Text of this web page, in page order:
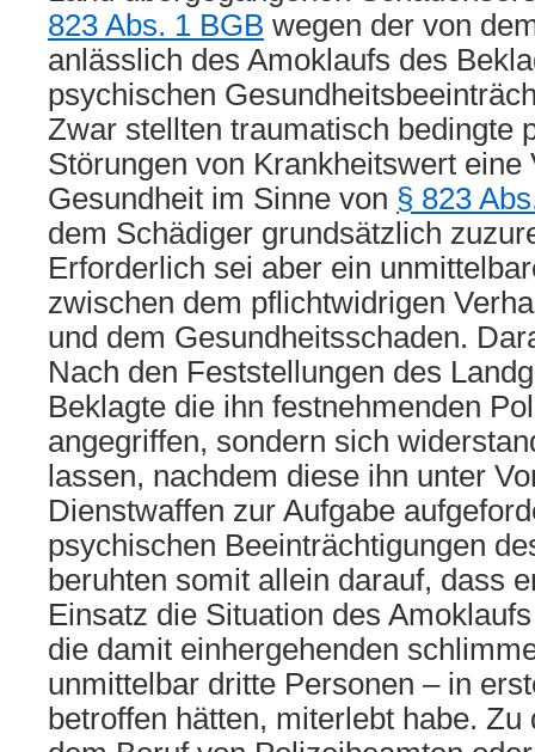
823 Abs. 1 BGB wegen der von
anlässlich des Amoklaufs des
psychischen
Zwar stellten traumatisch bedingte
Störungen von Krankheitswert eine
Gesundheit im Sinne von § 823
dem Schädiger grundsätzlich
Erforderlich sei aber ein
zwischen dem pflichtwidrigen
und dem Gesundheitsschaden.
Nach den Feststellungen des
Beklagte die ihn festnehmenden
angegriffen, sondern sich
lassen, nachdem diese ihn unter
Dienstwaffen zur Aufgabe
psychischen Beeinträchtigungen
beruhten somit allein darauf, dass
Einsatz die Situation des
die damit einhergehenden
unmittelbar dritte Personen – in
betroffen hätten, miterlebt habe. Zu